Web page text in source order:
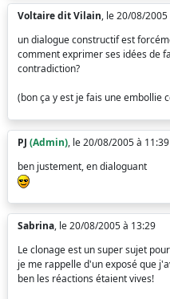
Voltaire dit Vilain, le 20/08/
un dialogue constructif est
comment exprimer ses idées de
contradiction?
(bon ça y est je fais une embollie
PJ (Admin), le 20/08/2005 à 11:39
ben justement, en dialoguant
Sabrina, le 20/08/2005 à 13:29
Le clonage est un super sujet
je me rappelle d'un exposé que
ben les réactions étaient vives!